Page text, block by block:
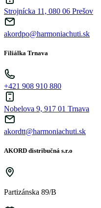
Strojnícka 11, 080 06 Prešov
akordpo@harmoniachuti.sk
Filiálka Trnava
+421 908 910 880
Nobelova 9, 917 01 Trnava
akordtt@harmoniachuti.sk
AKORD distribučná s.r.o
Partizánska 89/B